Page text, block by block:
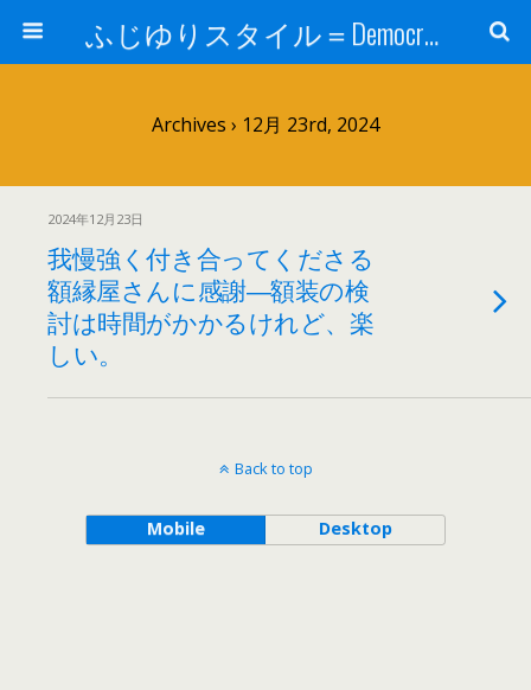
ふじゆりスタイル＝Democratic Luxury ＠花祭窯＝＝
Archives › 12月 23rd, 2024
2024年12月23日
我慢強く付き合ってくださる
額縁屋さんに感謝―額装の検
討は時間がかかるけれど、楽
しい。
Back to top
Mobile Desktop